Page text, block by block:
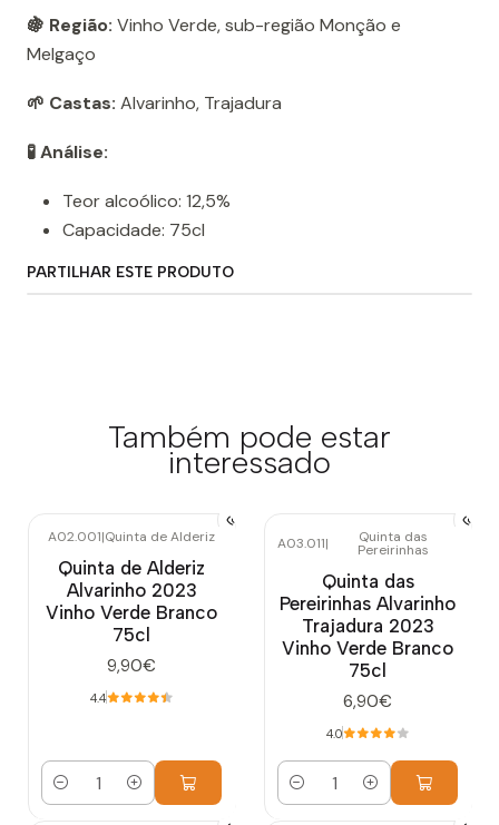
🍇 Região: Vinho Verde, sub-região Monção e
Melgaço
🌱 Castas: Alvarinho, Trajadura
🧪 Análise:
Teor alcoólico: 12,5%
Capacidade: 75cl
PARTILHAR ESTE PRODUTO
Também pode estar
interessado
A02.001|Quinta de Alderiz
Quinta de Alderiz
Alvarinho 2023
Vinho Verde Branco
75cl
9,90€
4.4
Quantidade
A03.011| Quinta das
Pereirinhas
Quinta das
Pereirinhas Alvarinho
Trajadura 2023
Vinho Verde Branco
75cl
6,90€
4.0
Quantidade